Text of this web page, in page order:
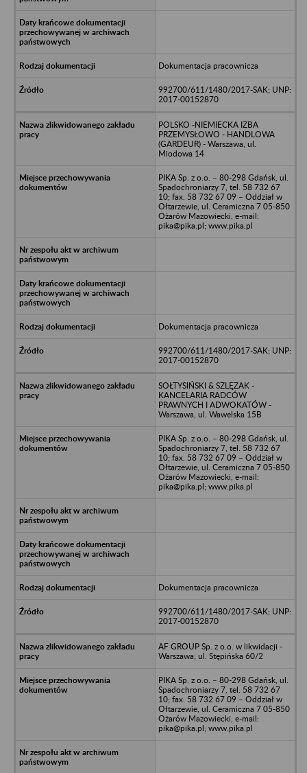
Dokumentacja pracownicza
992700/611/1480/2017-SAK; UNP:
2017-00152870
POLSKO -NIEMIECKA IZBA
PRZEMYSŁOWO - HANDLOWA
(GARDEUR) - Warszawa, ul.
Miodowa 14
PIKA Sp. z o.o. – 80-298 Gdańsk, ul.
Spadochroniarzy 7, tel. 58 732 67
10; fax. 58 732 67 09 – Oddział w
Ołtarzewie, ul. Ceramiczna 7 05-850
Ożarów Mazowiecki, e-mail:
pika@pika.pl; www.pika.pl
Dokumentacja pracownicza
992700/611/1480/2017-SAK; UNP:
2017-00152870
SOŁTYSIŃSKI & SZLĘZAK -
KANCELARIA RADCÓW
PRAWNYCH I ADWOKATÓW -
Warszawa, ul. Wawelska 15B
PIKA Sp. z o.o. – 80-298 Gdańsk, ul.
Spadochroniarzy 7, tel. 58 732 67
10; fax. 58 732 67 09 – Oddział w
Ołtarzewie, ul. Ceramiczna 7 05-850
Ożarów Mazowiecki, e-mail:
pika@pika.pl; www.pika.pl
Dokumentacja pracownicza
992700/611/1480/2017-SAK; UNP:
2017-00152870
AF GROUP Sp. z o.o. w likwidacji -
Warszawa; ul. Stępińska 60/2
PIKA Sp. z o.o. – 80-298 Gdańsk, ul.
Spadochroniarzy 7, tel. 58 732 67
10; fax. 58 732 67 09 – Oddział w
Ołtarzewie, ul. Ceramiczna 7 05-850
Ożarów Mazowiecki, e-mail:
pika@pika.pl; www.pika.pl